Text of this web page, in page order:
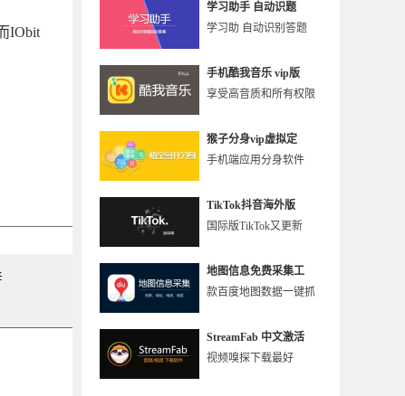
学习助手 自动识题
学习助 自动识别答题
手机酷我音乐 vip版
享受高音质和所有权限
猴子分身vip虚拟定
手机端应用分身软件
TikTok抖音海外版
国际版TikTok又更新
地图信息免费采集工
款百度地图数据一键抓
StreamFab 中文激活
视频嗅探下载最好
IObit